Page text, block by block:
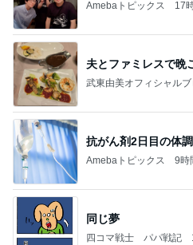
Amebaトピックス 17
夫とファミレスで晩
武東由美オフィシャル
抗がん剤2日目の体
Amebaトピックス 9時
同じ夢
四コマ戦士 パパ戦記